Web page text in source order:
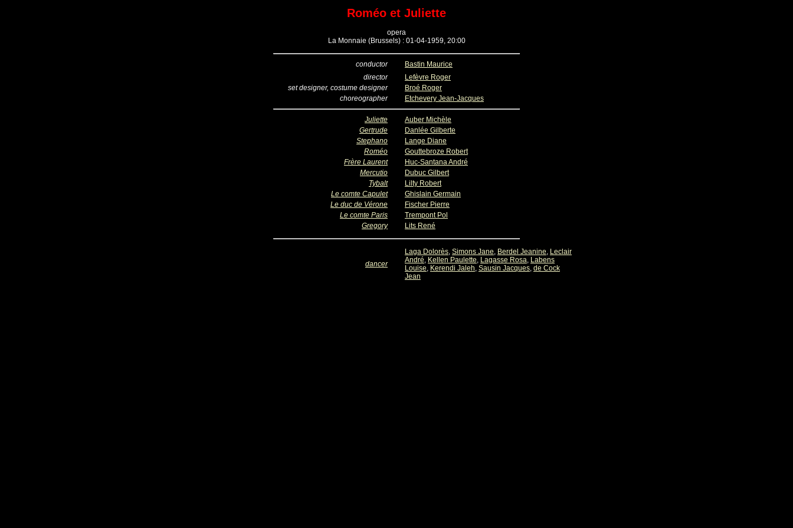
Roméo et Juliette
opera
La Monnaie (Brussels) : 01-04-1959, 20:00
conductor
Bastin Maurice
director
Lefèvre Roger
set designer, costume designer
Broé Roger
choreographer
Etchevery Jean-Jacques
Juliette
Auber Michèle
Gertrude
Danlée Gilberte
Stephano
Lange Diane
Roméo
Gouttebroze Robert
Frère Laurent
Huc-Santana André
Mercutio
Dubuc Gilbert
Tybalt
Lilty Robert
Le comte Capulet
Ghislain Germain
Le duc de Vérone
Fischer Pierre
Le comte Paris
Trempont Pol
Gregory
Lits René
dancer
Laga Dolorès, Simons Jane, Berdel Jeanine, Leclair
André, Kellen Paulette, Lagasse Rosa, Labens
Louise, Kerendi Jaleh, Sausin Jacques, de Cock
Jean